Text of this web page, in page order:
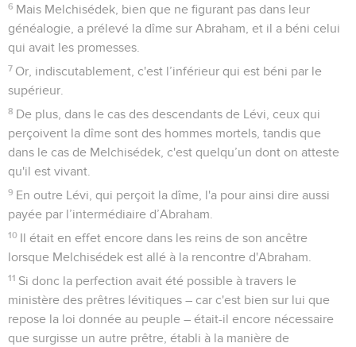
6 Mais Melchisédek, bien que ne figurant pas dans leur
généalogie, a prélevé la dîme sur Abraham, et il a béni celui
qui avait les promesses.
7 Or, indiscutablement, c'est l’inférieur qui est béni par le
supérieur.
8 De plus, dans le cas des descendants de Lévi, ceux qui
perçoivent la dîme sont des hommes mortels, tandis que
dans le cas de Melchisédek, c'est quelqu’un dont on atteste
qu'il est vivant.
9 En outre Lévi, qui perçoit la dîme, l'a pour ainsi dire aussi
payée par l’intermédiaire d’Abraham.
10 Il était en effet encore dans les reins de son ancêtre
lorsque Melchisédek est allé à la rencontre d'Abraham.
11 Si donc la perfection avait été possible à travers le
ministère des prêtres lévitiques – car c'est bien sur lui que
repose la loi donnée au peuple – était-il encore nécessaire
que surgisse un autre prêtre, établi à la manière de